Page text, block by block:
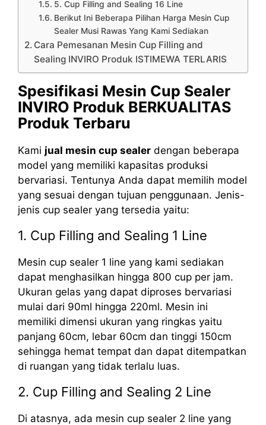
5. Cup Filling and Sealing 16 Line
Berikut Ini Beberapa Pilihan Harga Mesin Cup
Sealer Musi Rawas Yang Kami Sediakan
Cara Pemesanan Mesin Cup Filling and
Sealing INVIRO Produk ISTIMEWA TERLARIS
Spesifikasi Mesin Cup Sealer
INVIRO Produk BERKUALITAS
Produk Terbaru
Kami jual mesin cup sealer dengan beberapa
model yang memiliki kapasitas produksi
bervariasi. Tentunya Anda dapat memilih model
yang sesuai dengan tujuan penggunaan. Jenis-
jenis cup sealer yang tersedia yaitu:
1. Cup Filling and Sealing 1 Line
Mesin cup sealer 1 line yang kami sediakan
dapat menghasilkan hingga 800 cup per jam.
Ukuran gelas yang dapat diproses bervariasi
mulai dari 90ml hingga 220ml. Mesin ini
memiliki dimensi ukuran yang ringkas yaitu
panjang 60cm, lebar 60cm dan tinggi 150cm
sehingga hemat tempat dan dapat ditempatkan
di ruangan yang tidak terlalu luas.
2. Cup Filling and Sealing 2 Line
Di atasnya, ada mesin cup sealer 2 line yang